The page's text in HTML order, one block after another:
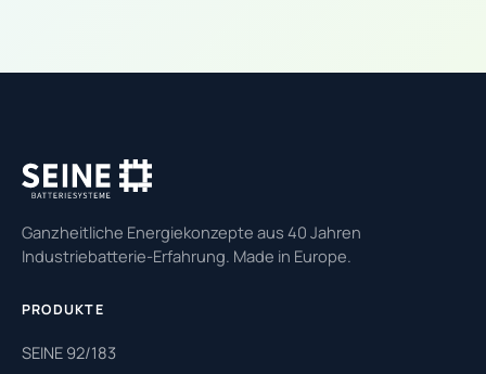
Ganzheitliche Energiekonzepte aus 40 Jahren
Industriebatterie-Erfahrung. Made in Europe.
PRODUKTE
SEINE 92/183